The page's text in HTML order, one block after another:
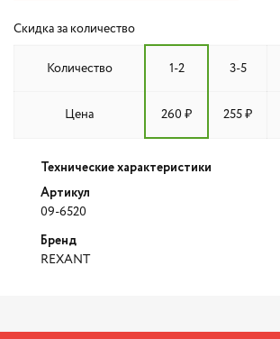
Скидка за количество
Количество 1-2 3-5
Цена 260 ₽ 255 ₽
Технические характеристики
Артикул
09-6520
Бренд
REXANT